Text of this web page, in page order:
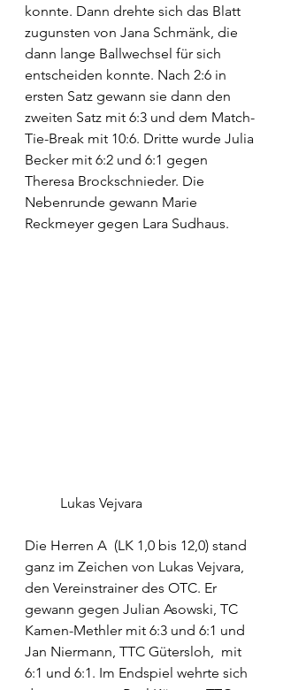
konnte. Dann drehte sich das Blatt
zugunsten von Jana Schmänk, die
dann lange Ballwechsel für sich
entscheiden konnte. Nach 2:6 in
ersten Satz gewann sie dann den
zweiten Satz mit 6:3 und dem Match-
Tie-Break mit 10:6. Dritte wurde Julia
Becker mit 6:2 und 6:1 gegen
Theresa Brockschnieder. Die
Nebenrunde gewann Marie
Reckmeyer gegen Lara Sudhaus.
	Lukas Vejvara
Die Herren A  (LK 1,0 bis 12,0) stand
ganz im Zeichen von Lukas Vejvara,
den Vereinstrainer des OTC. Er
gewann gegen Julian Asowski, TC
Kamen-Methler mit 6:3 und 6:1 und
Jan Niermann, TTC Gütersloh,  mit
6:1 und 6:1. Im Endspiel wehrte sich